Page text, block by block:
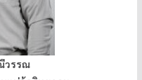
วรรณ